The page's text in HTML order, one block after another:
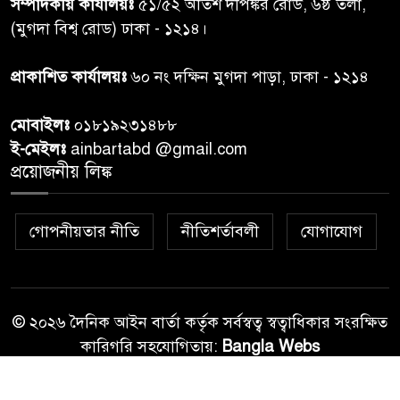
মাঝে ১৩ লক্ষ ১৫ হাজার টাকা
বিতরণ
বান্দরবানে বন্যায় ক্ষতিগ্রস্তদের
দক্ষিণ চট্টগ্রামের এক অসহায় ও
ডোনার্স ক্লাব” এবং “হাসিমুখ পরিবার”
৮
আইনানুগ ব্যবস্থা: তথ্য উপদেষ্টা
৯
জবিতে ছাত্রদল-শিবির সংঘর্ষ, ভিপি-
সম্পাদকীয় কার্যালয়ঃ ৫১/৫২ অতিশ দীপঙ্কর রোড, ৬ষ্ঠ তলা,
(মুগদা বিশ্ব রোড) ঢাকা - ১২১৪।
প্রাকাশিত কার্যালয়ঃ৬০ নং দক্ষিন মুগদা পাড়া, ঢাকা - ১২১৪
মোবাইলঃ ০১৮১৯২৩১৪৮৮
ই-মেইলঃ ainbartabd @gmail.com
প্রয়োজনীয় লিঙ্ক
গোপনীয়তার নীতি নীতিশর্তাবলী যোগাযোগ
© ২০২৬ দৈনিক আইন বার্তা কর্তৃক সর্বস্বত্ব স্বত্বাধিকার সংরক্ষিত
কারিগরি সহযোগিতায়: Bangla Webs